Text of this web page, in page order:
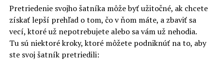
POMOC
PRÍRODA SPRÁVANIE ZEM
NASLEDUJÚCI
Lidl – najlepšie ceny najvyššia kvalita
NENECHAJTE SI UJSŤ
Ako najlepšie spáliť kalórie v lete?
Pretriedenie svojho šatníka môže byť užitočné, ak chcete
získať lepší prehľad o tom, čo v ňom máte, a zbaviť sa
vecí, ktoré už nepotrebujete alebo sa vám už nehodia.
Tu sú niektoré kroky, ktoré môžete podniknúť na to, aby
ste svoj šatník pretriedili: